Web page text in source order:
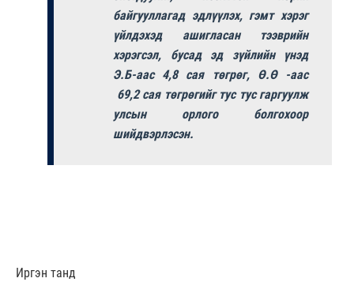
байгууллагад эдлүүлэх, гэмт хэрэг
үйлдэхэд ашигласан тээврийн
хэрэгсэл, бусад эд зүйлийн үнэд
Э.Б-аас 4,8 сая төгрөг, Ө.Ө -аас
69,2 сая төгрөгийг тус тус гаргуулж
улсын орлого болгохоор
шийдвэрлэсэн.
Иргэн танд